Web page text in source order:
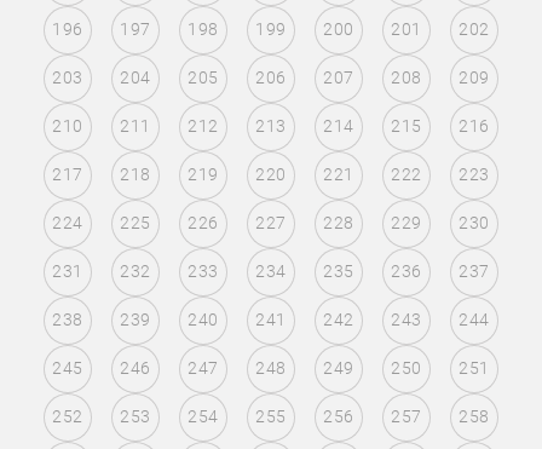
196 197 198 199 200 201 202
203 204 205 206 207 208 209
210 211 212 213 214 215 216
217 218 219 220 221 222 223
224 225 226 227 228 229 230
231 232 233 234 235 236 237
238 239 240 241 242 243 244
245 246 247 248 249 250 251
252 253 254 255 256 257 258